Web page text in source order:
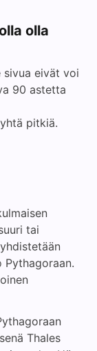
olla
sivua eivät voi
90 astetta
pitkiä.
tai
Pythagoraan.
Thales